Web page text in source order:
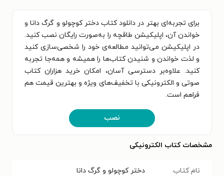
برای تجربه‌ای بهتر در دانلود کتاب دختر کوچولو و گرگ دانا و
خواندن آن، اپلیکیشن طاقچه را به‌صورت رایگان نصب کنید.
در اپلیکیشن می‌توانید مطالعه‌ی خود را شخصی‌سازی کنید
و لذت خواندن و شنیدن کتاب‌ها را همیشه و همه‌جا تجربه
کنید. علاوه‌بر دسترسی آسان، امکان خرید هزاران کتاب
صوتی و الکترونیکی با تخفیف‌های ویژه و بهترین قیمت هم
فراهم است.
نصب
مشخصات کتاب الکترونیکی
نام کتاب دختر کوچولو و گرگ دانا